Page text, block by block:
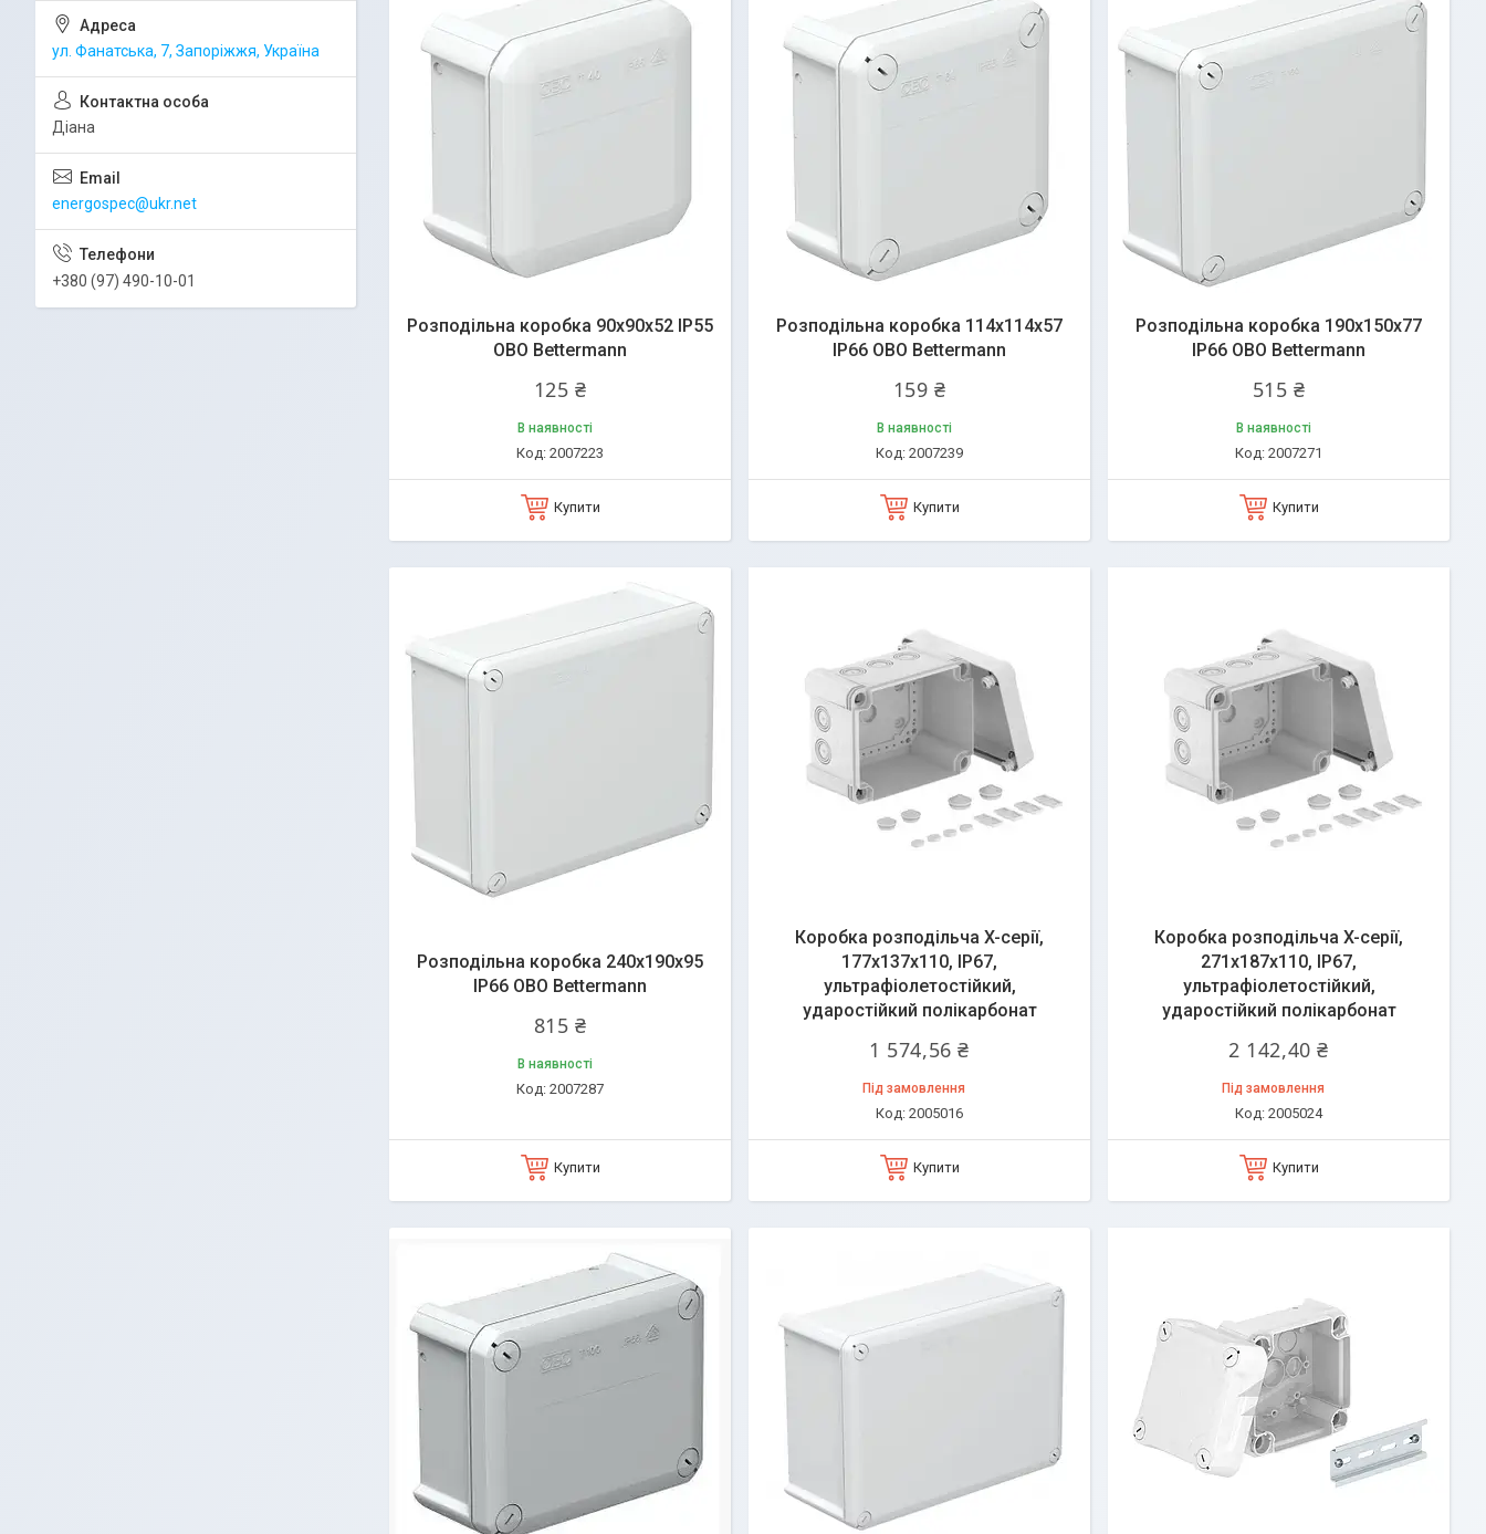
Розподільна коробка 90x90x52 IP55
OBO Bettermann
125 ₴
В наявності
2007223
Купити
Розподільна коробка 114x114x57
IP66 OBO Bettermann
159 ₴
В наявності
2007239
Купити
Розподільна коробка 190x150x77
IP66 OBO Bettermann
515 ₴
В наявності
2007271
Купити
Розподільна коробка 240x190x95
IP66 OBO Bettermann
815 ₴
В наявності
2007287
Купити
Коробка розподільча X-серії,
177x137x110, ІР67,
ультрафіолетостійкий,
ударостійкий полікарбонат
1 574,56 ₴
Під замовлення
2005016
Купити
Коробка розподільча X-серії,
271x187x110, ІР67,
ультрафіолетостійкий,
ударостійкий полікарбонат
2 142,40 ₴
Під замовлення
2005024
Купити
ул. Фанатська, 7, Запоріжжя, Україна
Діана
energospec@ukr.net
+380 (97) 490-10-01